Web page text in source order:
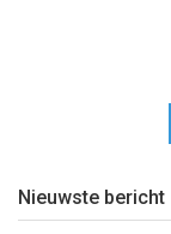
Nieuwste bericht